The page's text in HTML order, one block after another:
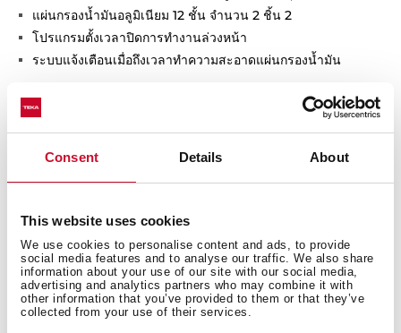
Consent Details About
This website uses cookies
We use cookies to personalise content and ads, to provide
social media features and to analyse our traffic. We also share
information about your use of our site with our social media,
advertising and analytics partners who may combine it with
other information that you’ve provided to them or that they’ve
collected from your use of their services.
แผ่นกรองน้ำมันอลูมิเนียม 12 ชั้น จำนวน 2 ชิ้น 2
โปรแกรมตั้งเวลาปิดการทำงานล่วงหน้า
ระบบแจ้งเตือนเมื่อถึงเวลาทำความสะอาดแผ่นกรองน้ำมัน